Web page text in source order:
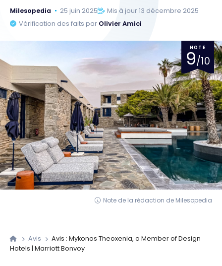
Milesopedia 25 juin 2025
Mis à jour 13 décembre 2025
Vérification des faits par Olivier Amici
NOTE
9/10
Note de la rédaction de Milesopedia
Avis
Avis : Mykonos Theoxenia, a Member of Design
Hotels | Marriott Bonvoy